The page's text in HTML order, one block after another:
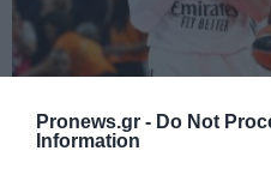
Pronews.gr - Do Not
Information
PRONEWS.GR /ΜΠΑΣΚΕΤ